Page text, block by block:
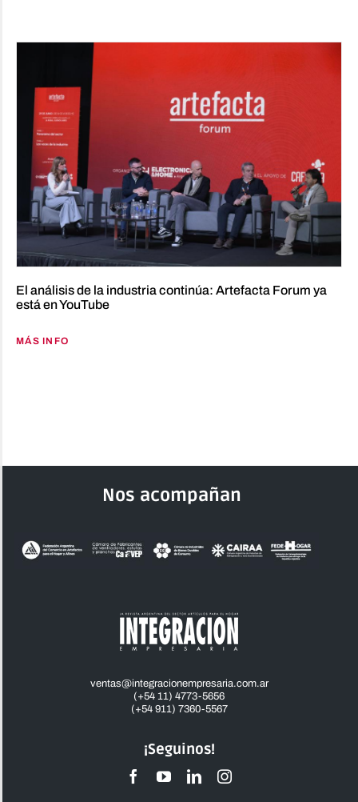
El análisis de la industria continúa: Artefacta Forum ya
está en YouTube
MÁS INFO
Nos acompañan
¡Seguinos!
ventas@integracionempresaria.com.ar
(+54 11) 4773-5656
(+54 911) 7360-5567